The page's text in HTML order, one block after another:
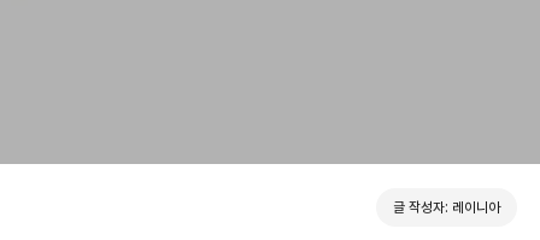
글 작성자: 레이니아